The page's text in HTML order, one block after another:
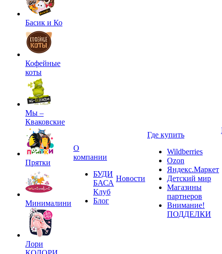
Басик и Ко
Кофейные
коты
Мы –
Кваковские
Прятки
Минималини
Лори
О
компании
БУДИ
БАСА
Клуб
Блог
Новости
Где купить
Wildberries
Ozon
Яндекс.Маркет
Детский мир
Магазины
партнеров
Внимание!
ПОДДЕЛКИ